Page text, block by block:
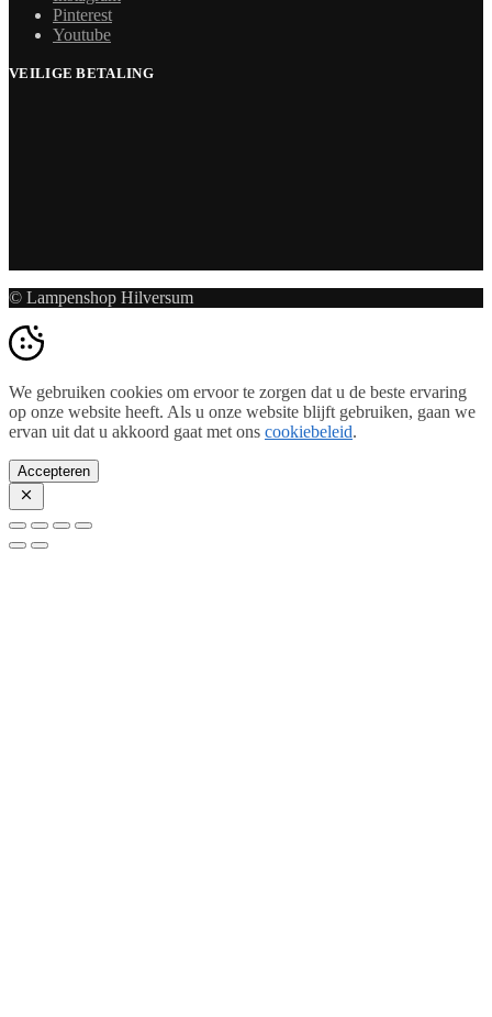
Pinterest
Youtube
VEILIGE BETALING
© Lampenshop Hilversum
We gebruiken cookies om ervoor te zorgen dat u de beste ervaring
op onze website heeft. Als u onze website blijft gebruiken, gaan we
ervan uit dat u akkoord gaat met ons cookiebeleid.
Accepteren